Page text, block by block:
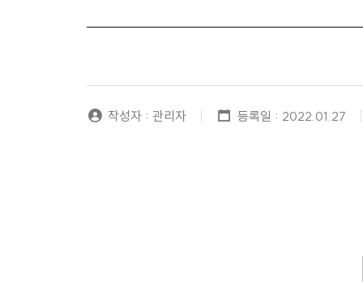
작성자 : 관리자 등록일 : 2022.01.27